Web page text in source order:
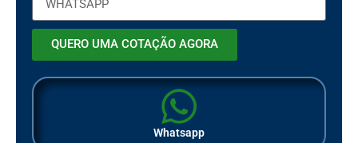
QUERO UMA COTAÇÃO AGORA
Whatsapp